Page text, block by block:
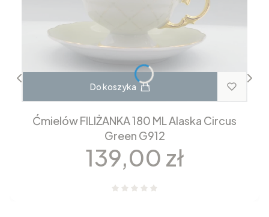
Do koszyka
Ćmielów FILIŻANKA 180 ML Alaska Circus
Green G912
Cena
139,00 zł